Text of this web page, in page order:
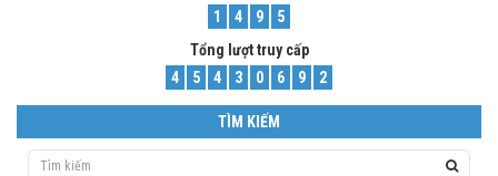
1
4 9
5
Tổng lượt truy cấp
4
5 4 3 0 6 9 2
TÌM KIẾM